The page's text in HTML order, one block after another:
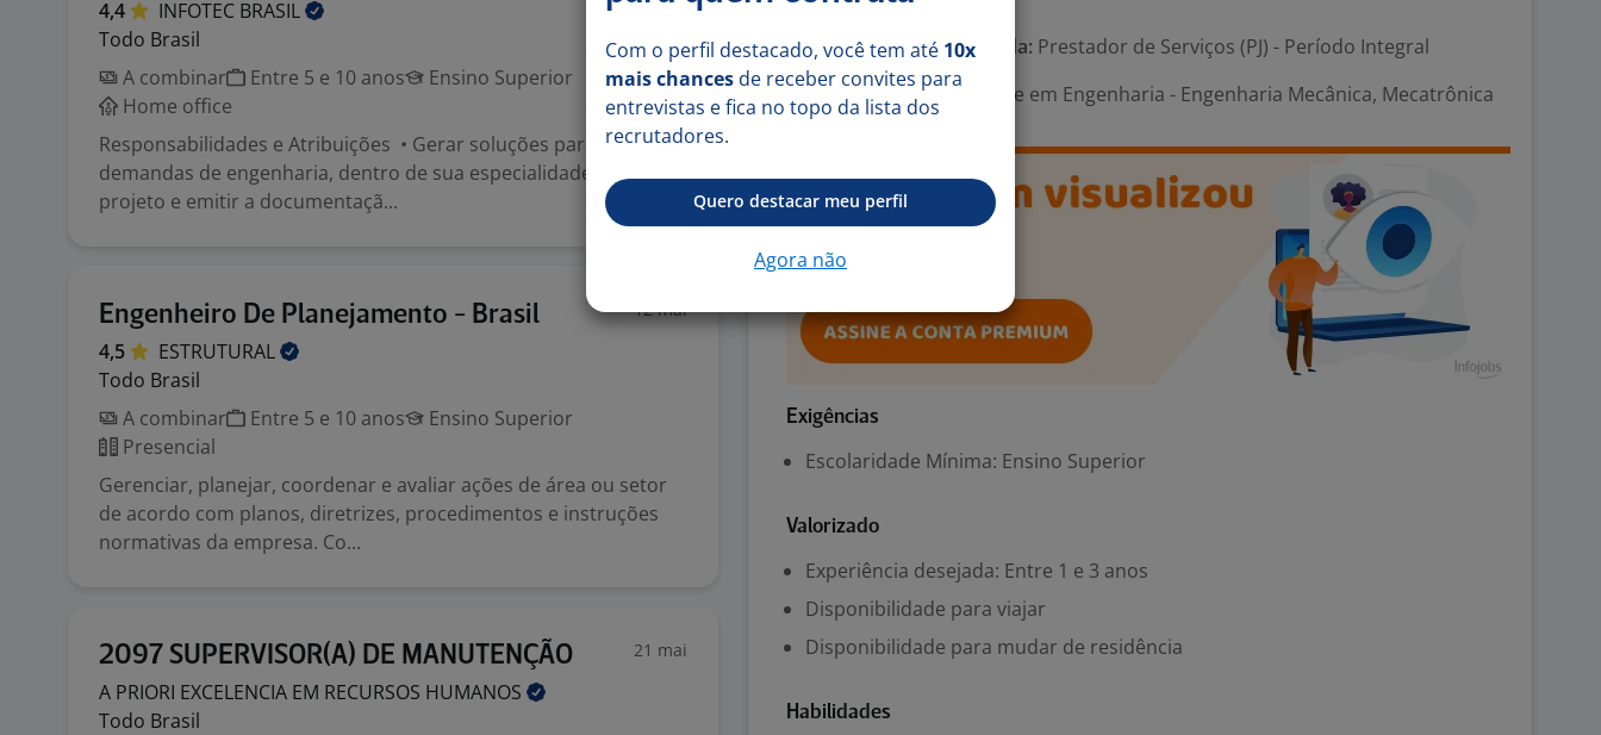
4,4 INFOTEC BRASIL
Todo Brasil
A combinar
Entre 5 e 10 anos
Ensino Superior
Home office
Responsabilidades e Atribuições • Gerar soluções para as
demandas de engenharia, dentro de sua especialidade, elaborar
projeto e emitir a documentaçã...
Engenheiro De Planejamento - Brasil 12 mai
4,5
ESTRUTURAL
Todo Brasil
A combinar
Entre 5 e 10 anos
Ensino Superior
Presencial
Gerenciar, planejar, coordenar e avaliar ações de área ou setor
de acordo com planos, diretrizes, procedimentos e instruções
normativas da empresa. Co...
2097 SUPERVISOR(A) DE MANUTENÇÃO 21 mai
A PRIORI EXCELENCIA EM RECURSOS HUMANOS
Todo Brasil
Tipo de contrato e Jornada: Prestador de Serviços (PJ) - Período Integral
Área Profissional:Gerente em Engenharia - Engenharia Mecânica, Mecatrônica
Exigências
Escolaridade Mínima: Ensino Superior
Valorizado
Experiência desejada: Entre 1 e 3 anos
Disponibilidade para viajar
Disponibilidade para mudar de residência
Habilidades
Com o perfil destacado, você tem até 10x
mais chances de receber convites para
entrevistas e fica no topo da lista dos
recrutadores.
Quero destacar meu perfil
Agora não